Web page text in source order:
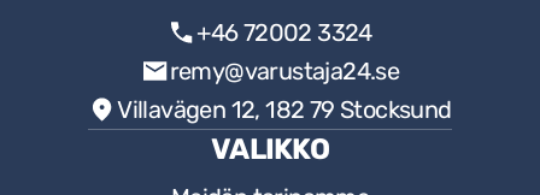
BOSCH AKKULATURI
RAKENNUSKEMIKAALIT
BOSCH AKKUPORAKONE
HENKILÖNSUOJAIMET
+46 72002 3324
remy@varustaja24.se
Villavägen 12, 182 79 Stocksund
VALIKKO